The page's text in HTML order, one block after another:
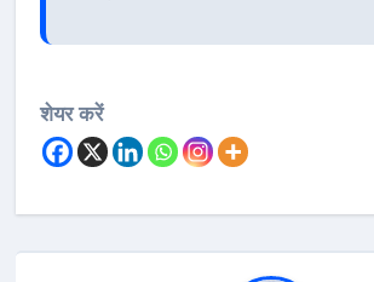
शेयर करें